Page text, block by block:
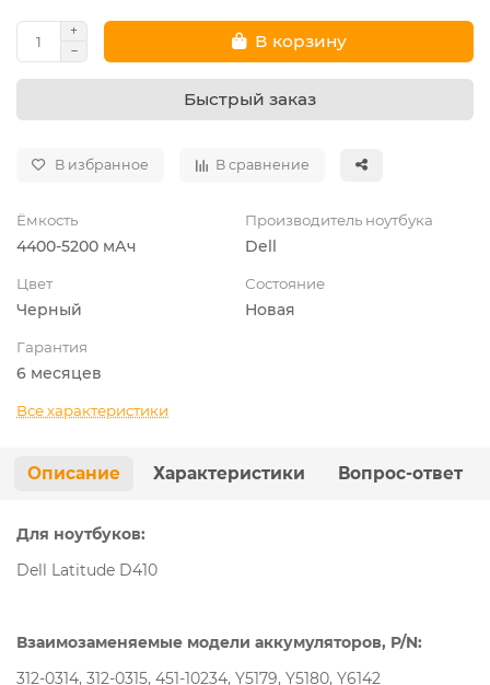
В корзину
Быстрый заказ
В избранное В сравнение
Ёмкость
4400-5200 мАч
Производитель ноутбука
Dell
Цвет
Черный
Состояние
Новая
Гарантия
6 месяцев
Все характеристики
Описание Характеристики Вопрос-ответ
Для ноутбуков:
Dell Latitude D410
Взаимозаменяемые модели аккумуляторов, P/N:
312-0314, 312-0315, 451-10234, Y5179, Y5180, Y6142